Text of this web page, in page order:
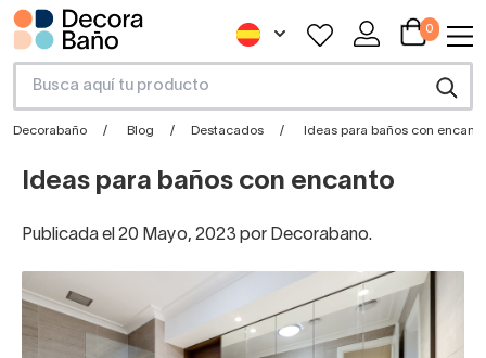
0
Decorabaño Blog Destacados Ideas para baños con encanto
Ideas para baños con encanto
Publicada el 20 Mayo, 2023 por Decorabano.